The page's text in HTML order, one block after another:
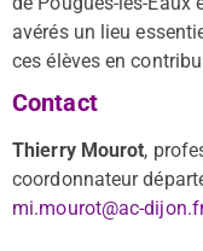
avérés un lieu
ces élèves en
Contact
Thierry Mourot,
mi.mourot@ac-